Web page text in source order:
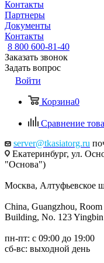
Контакты
Партнеры
Документы
Контакты
8 800 600-81-40
Заказать звонок
Задать вопрос
Войти
Корзина0
Сравнение
server@tkasiatorg.ru
Екатеринбург, ул.
"Основа")
Москва, Алтуфьевское
China, Guangzhou,
Building, No. 123
пн-пт: с 09:00 до 19:00
сб-вс: выходной день